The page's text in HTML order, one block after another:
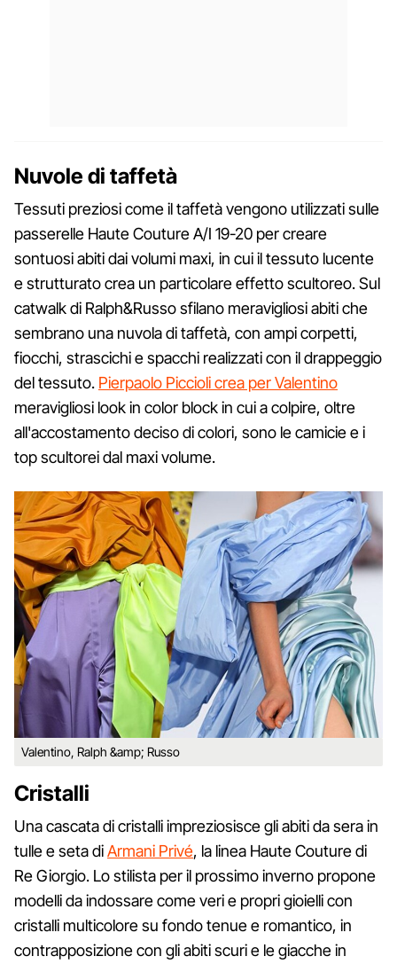
Nuvole di taffetà
Tessuti preziosi come il taffetà vengono utilizzati sulle
passerelle Haute Couture A/I 19-20 per creare
sontuosi abiti dai volumi maxi, in cui il tessuto lucente
e strutturato crea un particolare effetto scultoreo. Sul
catwalk di Ralph&Russo sfilano meravigliosi abiti che
sembrano una nuvola di taffetà, con ampi corpetti,
fiocchi, strascichi e spacchi realizzati con il drappeggio
del tessuto. Pierpaolo Piccioli crea per Valentino
meravigliosi look in color block in cui a colpire, oltre
all'accostamento deciso di colori, sono le camicie e i
top scultorei dal maxi volume.
Valentino, Ralph &amp; Russo
Cristalli
Una cascata di cristalli impreziosisce gli abiti da sera in
tulle e seta diArmani Privé, la linea Haute Couture di
Re Giorgio. Lo stilista per il prossimo inverno propone
modelli da indossare come veri e propri gioielli con
cristalli multicolore su fondo tenue e romantico, in
contrapposizione con gli abiti scuri e le giacche in